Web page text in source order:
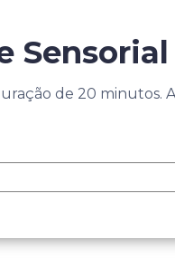
Sensorial
de 20 minutos.